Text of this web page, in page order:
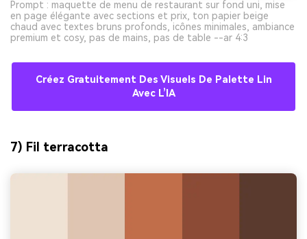
Prompt : maquette de menu de restaurant sur fond uni, mise
en page élégante avec sections et prix, ton papier beige
chaud avec textes bruns profonds, icônes minimales, ambiance
premium et cosy, pas de mains, pas de table --ar 4:3
Créez Gratuitement Des Visuels De Palette Lin
Avec L’IA
7) Fil terracotta